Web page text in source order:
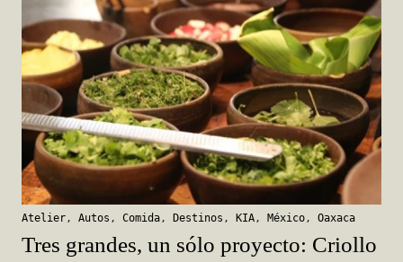
Atelier , Autos , Comida , Destinos , KIA , México , Oaxaca
Tres grandes, un sólo proyecto: Criollo